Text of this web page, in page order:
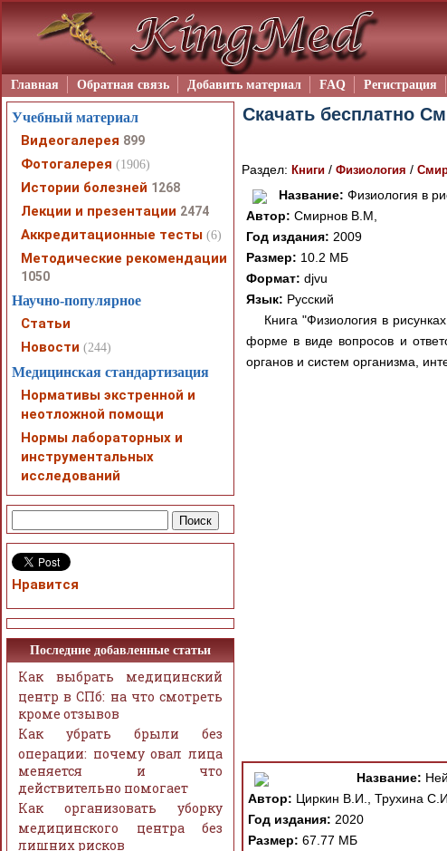
Главная Обратная связь Добавить материал FAQ Регистрация
Скачать бесплатно
Раздел: Книги / Физиология /
Название: Физиология в
Автор: Смирнов В.М,
Год издания: 2009
Размер: 10.2 МБ
Формат: djvu
Язык: Русский
Книга "Физиология в
форме в виде вопросов и
органов и систем организма,
Название:
Автор: Циркин В.И., Трухина
Год издания: 2020
Размер: 67.77 МБ
Учебный материал
Видеогалерея 899
Фотогалерея (1906)
Истории болезней 1268
Лекции и презентации 2474
Аккредитационные тесты (6)
Методические рекомендации
1050
Научно-популярное
Статьи
Новости (244)
Медицинская стандартизация
Нормативы экстренной и
неотложной помощи
Нормы лабораторных и
инструментальных
исследований
Нравится
Последние добавленные статьи
Как выбрать медицинский
центр в СПб: на что смотреть
кроме отзывов
Как убрать брыли без
операции: почему овал лица
меняется и что
действительно помогает
Как организовать уборку
медицинского центра без
лишних рисков